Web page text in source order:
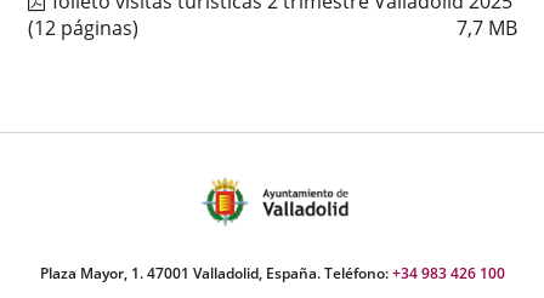
7,7 MB
(12 páginas)
Plaza Mayor, 1. 47001 Valladolid, España. Teléfono:+34 983 426 100